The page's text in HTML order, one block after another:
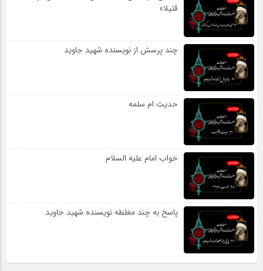
قتیلا»
چند پرسش از نویسنده شهید جاوید
حدیث ام سلمه
خواب امام علیه السلام
پاسخ به چند مغلطه نویسنده شهید جاوید